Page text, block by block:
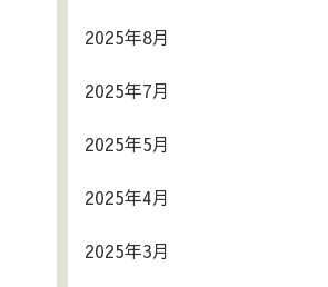
2025年8月
2025年7月
2025年5月
2025年4月
2025年3月